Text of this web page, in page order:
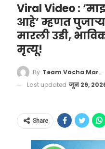
If you just
piece of land,
declare
— Dudes
Viral Video :
आहे’ म्हणत
मारली उडी,
मृत्यू!
By Team Vacha Marathi
Last updated जून 29,
Share